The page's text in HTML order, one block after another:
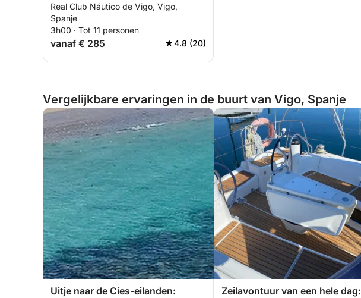
zee.
Real Club Náutico de Vigo, Vigo,
Spanje
3h00 · Tot 11 personen
vanaf € 285 4.8 (20)
Vergelijkbare ervaringen in de buurt van Vigo, Spanje
Uitje naar de Cíes-eilanden: Zeilavontuur van een hele dag: